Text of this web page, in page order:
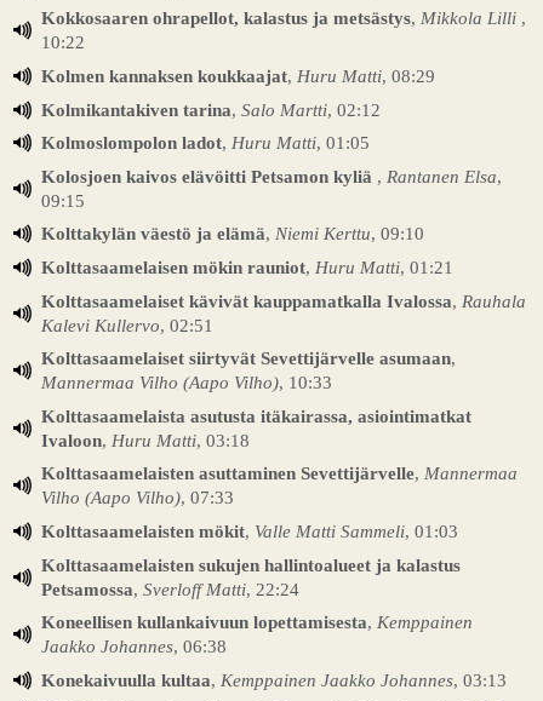
Kokkosaaren ohrapellot, kalastus ja metsästys, Mikkola Lilli ,
10:22
Kolmen kannaksen koukkaajat, Huru Matti, 08:29
Kolmikantakiven tarina, Salo Martti, 02:12
Kolmoslompolon ladot, Huru Matti, 01:05
Kolosjoen kaivos elävöitti Petsamon kyliä , Rantanen Elsa,
09:15
Kolttakylän väestö ja elämä, Niemi Kerttu, 09:10
Kolttasaamelaisen mökin rauniot, Huru Matti, 01:21
Kolttasaamelaiset kävivät kauppamatkalla Ivalossa, Rauhala
Kalevi Kullervo, 02:51
Kolttasaamelaiset siirtyvät Sevettijärvelle asumaan,
Mannermaa Vilho (Aapo Vilho), 10:33
Kolttasaamelaista asutusta itäkairassa, asiointimatkat
Ivaloon, Huru Matti, 03:18
Kolttasaamelaisten asuttaminen Sevettijärvelle, Mannermaa
Vilho (Aapo Vilho), 07:33
Kolttasaamelaisten mökit, Valle Matti Sammeli, 01:03
Kolttasaamelaisten sukujen hallintoalueet ja kalastus
Petsamossa, Sverloff Matti, 22:24
Koneellisen kullankaivuun lopettamisesta, Kemppainen
Jaakko Johannes, 06:38
Konekaivuulla kultaa, Kemppainen Jaakko Johannes, 03:13